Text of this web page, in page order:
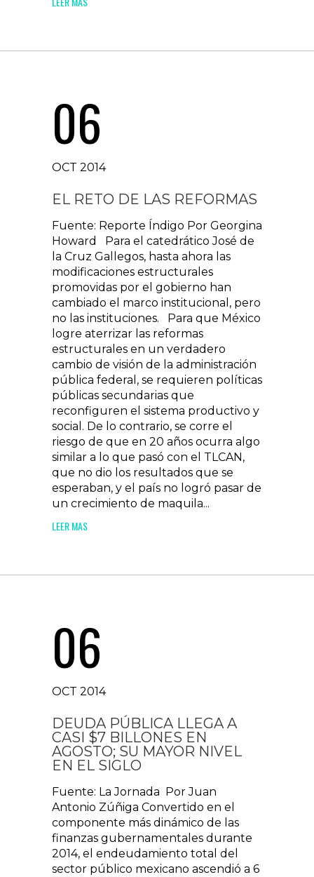
06
OCT 2014
EL RETO DE LAS REFORMAS
Fuente: Reporte Índigo Por Georgina
Howard Para el catedrático José de
la Cruz Gallegos, hasta ahora las
modificaciones estructurales
promovidas por el gobierno han
cambiado el marco institucional, pero
no las instituciones. Para que México
logre aterrizar las reformas
estructurales en un verdadero
cambio de visión de la administración
pública federal, se requieren políticas
públicas secundarias que
reconfiguren el sistema productivo y
social. De lo contrario, se corre el
riesgo de que en 20 años ocurra algo
similar a lo que pasó con el TLCAN,
que no dio los resultados que se
esperaban, y el país no logró pasar de
un crecimiento de maquila...
LEER MAS
06
OCT 2014
DEUDA PÚBLICA LLEGA A
CASI $7 BILLONES EN
AGOSTO; SU MAYOR NIVEL
EN EL SIGLO
Fuente: La Jornada Por Juan
Antonio Zúñiga Convertido en el
componente más dinámico de las
finanzas gubernamentales durante
2014, el endeudamiento total del
sector público mexicano ascendió a 6